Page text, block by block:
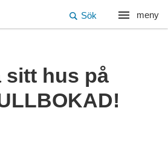
meny
Sök
sitt hus på